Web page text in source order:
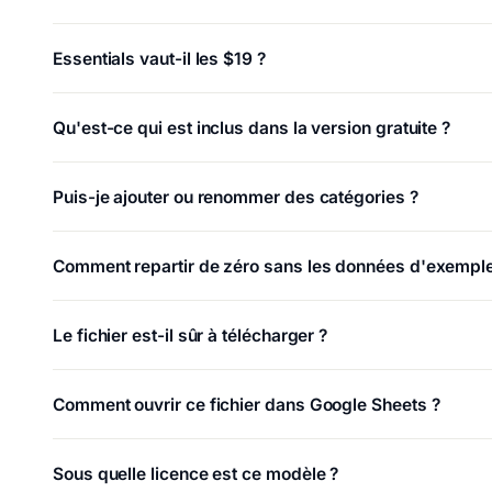
Essentials vaut-il les $19 ?
Qu'est-ce qui est inclus dans la version gratuite ?
Puis-je ajouter ou renommer des catégories ?
Comment repartir de zéro sans les données
Le fichier est-il sûr à télécharger ?
Comment ouvrir ce fichier dans Google Sheets ?
Sous quelle licence est ce modèle ?